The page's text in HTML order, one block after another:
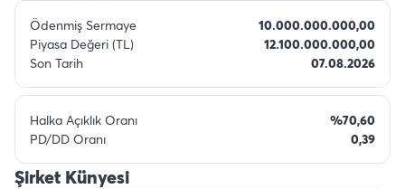
Ödenmiş Sermaye
10.000.000.000,00
Piyasa Değeri (TL)
12.100.000.000,00
Son Tarih
07.08.2026
Halka Açıklık Oranı
%70,60
PD/DD Oranı
0,39
Şirket Künyesi